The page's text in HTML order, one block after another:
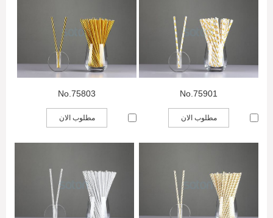
No.75901
مطلوب الان
No.75803
مطلوب الان